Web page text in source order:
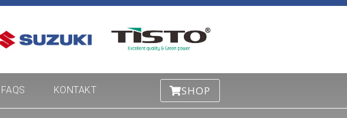
FAQS KONTAKT SHOP